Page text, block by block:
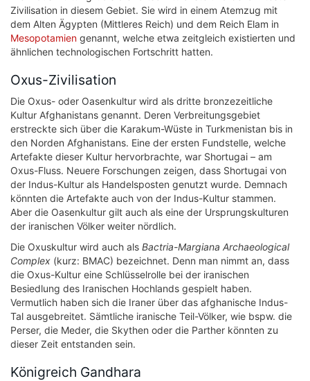
Zivilisation in diesem Gebiet. Sie wird in einem Atemzug mit
dem Alten Ägypten (Mittleres Reich) und dem Reich Elam in
Mesopotamien genannt, welche etwa zeitgleich existierten und
ähnlichen technologischen Fortschritt hatten.
Oxus-Zivilisation
Die Oxus- oder Oasenkultur wird als dritte bronzezeitliche
Kultur Afghanistans genannt. Deren Verbreitungsgebiet
erstreckte sich über die Karakum-Wüste in Turkmenistan bis in
den Norden Afghanistans. Eine der ersten Fundstelle, welche
Artefakte dieser Kultur hervorbrachte, war Shortugai – am
Oxus-Fluss. Neuere Forschungen zeigen, dass Shortugai von
der Indus-Kultur als Handelsposten genutzt wurde. Demnach
könnten die Artefakte auch von der Indus-Kultur stammen.
Aber die Oasenkultur gilt auch als eine der Ursprungskulturen
der iranischen Völker weiter nördlich.
Die Oxuskultur wird auch als Bactria-Margiana Archaeological
Complex (kurz: BMAC) bezeichnet. Denn man nimmt an, dass
die Oxus-Kultur eine Schlüsselrolle bei der iranischen
Besiedlung des Iranischen Hochlands gespielt haben.
Vermutlich haben sich die Iraner über das afghanische Indus-
Tal ausgebreitet. Sämtliche iranische Teil-Völker, wie bspw. die
Perser, die Meder, die Skythen oder die Parther könnten zu
dieser Zeit entstanden sein.
Königreich Gandhara